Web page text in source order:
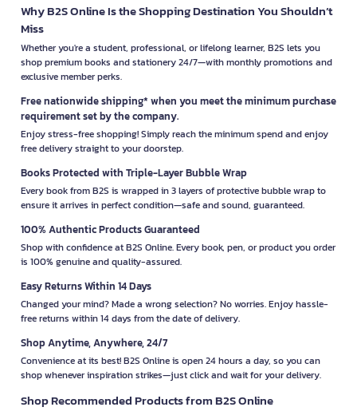
Why B2S Online Is the Shopping Destination You Shouldn’t
Miss
Whether you're a student, professional, or lifelong learner, B2S lets you
shop premium books and stationery 24/7—with monthly promotions and
exclusive member perks.
Free nationwide shipping* when you meet the minimum purchase
requirement set by the company.
Enjoy stress-free shopping! Simply reach the minimum spend and enjoy
free delivery straight to your doorstep.
Books Protected with Triple-Layer Bubble Wrap
Every book from B2S is wrapped in 3 layers of protective bubble wrap to
ensure it arrives in perfect condition—safe and sound, guaranteed.
100% Authentic Products Guaranteed
Shop with confidence at B2S Online. Every book, pen, or product you order
is 100% genuine and quality-assured.
Easy Returns Within 14 Days
Changed your mind? Made a wrong selection? No worries. Enjoy hassle-
free returns within 14 days from the date of delivery.
Shop Anytime, Anywhere, 24/7
Convenience at its best! B2S Online is open 24 hours a day, so you can
shop whenever inspiration strikes—just click and wait for your delivery.
Shop Recommended Products from B2S Online